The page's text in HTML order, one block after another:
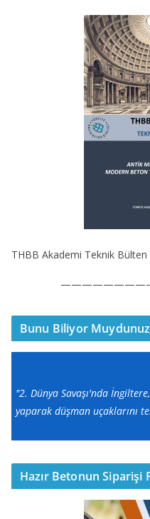
THBB Akademi Teknik Bülten
Bunu Biliyor
"2. Dünya Savaşı'nda
yaparak düşman uçaklarını
Hazır Betonun Siparişi